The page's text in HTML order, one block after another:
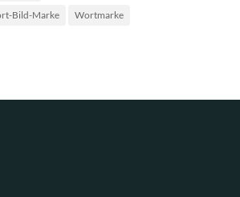
Bild-Marke
Wortmarke